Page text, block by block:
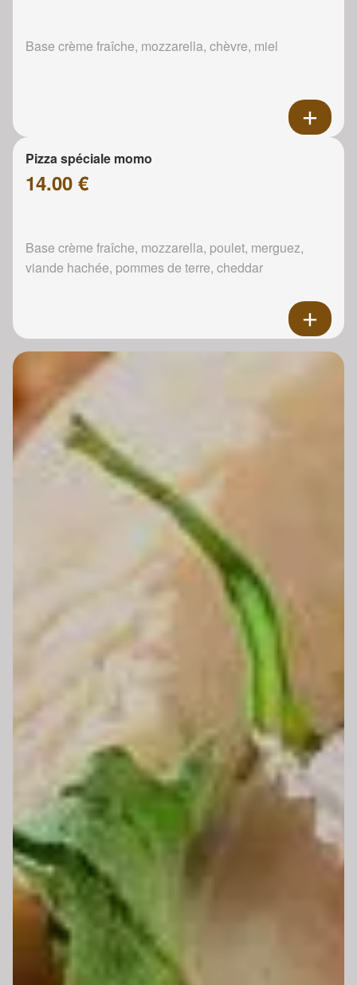
Base crème fraîche, mozzarella, chèvre, miel
Pizza spéciale momo
14.00 €
Base crème fraîche, mozzarella, poulet, merguez,
viande hachée, pommes de terre, cheddar